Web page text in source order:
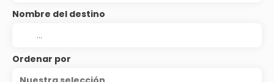
Nombre del destino
Ordenar por